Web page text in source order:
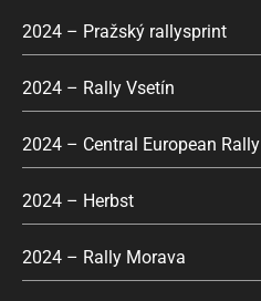
2024 – Pražský rallysprint
2024 – Rally Vsetín
2024 – Central European Rally
2024 – Herbst
2024 – Rally Morava